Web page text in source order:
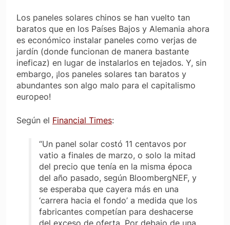
Los paneles solares chinos se han vuelto tan
baratos que en los Países Bajos y Alemania ahora
es económico instalar paneles como verjas de
jardín (donde funcionan de manera bastante
ineficaz) en lugar de instalarlos en tejados. Y, sin
embargo, ¡los paneles solares tan baratos y
abundantes son algo malo para el capitalismo
europeo!
Según el Financial Times:
“Un panel solar costó 11 centavos por
vatio a finales de marzo, o solo la mitad
del precio que tenía en la misma época
del año pasado, según BloombergNEF, y
se esperaba que cayera más en una
‘carrera hacia el fondo’ a medida que los
fabricantes competían para deshacerse